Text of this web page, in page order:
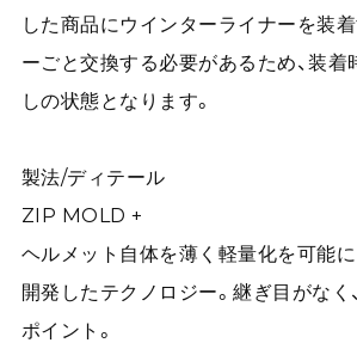
した商品にウインターライナーを装
ーごと交換する必要があるため、装着
しの状態となります。
製法/ディテール
ZIP MOLD +
ヘルメット自体を薄く軽量化を可能
開発したテクノロジー。継ぎ目がなく
ポイント。